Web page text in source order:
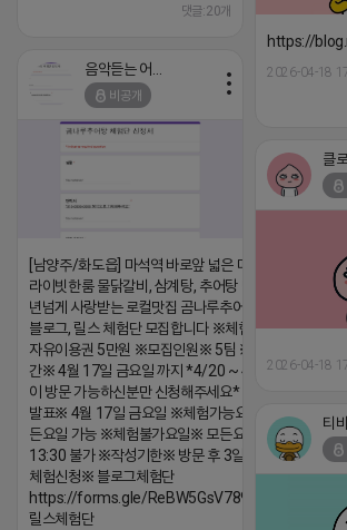
댓글:20개
https://
2026-04-18
비공개
[남양주/화도읍] 마석역 바로앞 넓은 매장과, 프
라이빗한룸 물닭갈비, 삼계탕, 추어탕 맛집 10
년넘게 사랑받는 로컬맛집 곰나루추어탕에서
블로그, 릴스 체험단 모집합니다 ※체험메뉴※
자유이용권 5만원 ※모집인원※ 5팀 ※모집기
간※ 4월 17일 금요일 까지 *4/20 ~ 4/26 사
이 방문 가능하신분만 신청해주세요* ※체험단
발표※ 4월 17일 금요일 ※체험가능요일※ 모
든요일 가능 ※체험불가요일※ 모든요일 12 ~
13:30 불가 ※작성기한※ 방문 후 3일 이내 ※
체험신청※ 블로그체험단
https://forms.gle/ReBW5GsV789ur2Pz6
릴스체험단
2026-04-18